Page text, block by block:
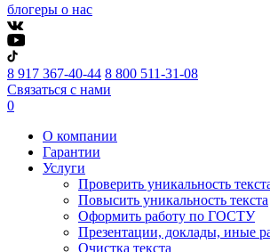
блогеры о нас
8 917 367-40-44 8 800 511-31-08
Связаться с нами
0
О компании
Гарантии
Услуги
Проверить уникальность
Повысить уникальность текста
Оформить работу по ГОСТУ
Презентации, доклады, иные
Очистка текста